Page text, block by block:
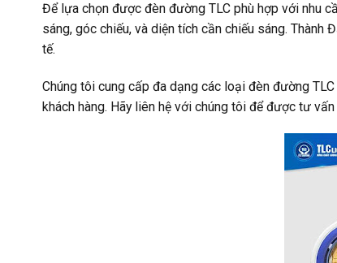
Để lựa chọn được đèn đường TLC phù hợp với nhu
sáng, góc chiếu, và diện tích cần chiếu sáng.
tế.
Chúng tôi cung cấp đa dạng các loại đèn đường
khách hàng. Hãy liên hệ với chúng tôi để được tư